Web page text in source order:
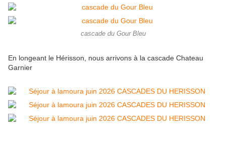
cascade du Gour Bleu
En longeant le Hérisson, nous arrivons à la cascade Chateau
Garnier